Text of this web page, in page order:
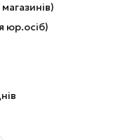
юр.осіб)